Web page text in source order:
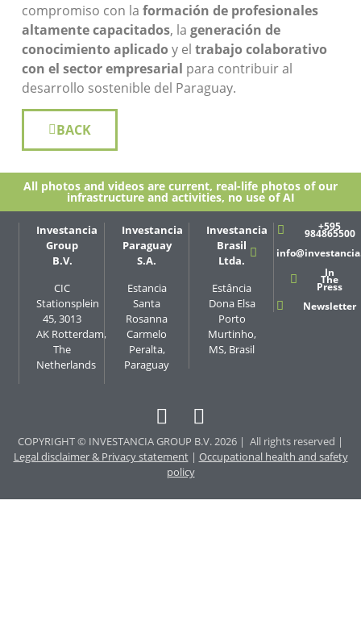
compromiso con la formación de profesionales
altamente capacitados, la generación de
conocimiento aplicado y el trabajo colaborativo
con el sector empresarial para contribuir al
desarrollo sostenible del Paraguay.
BACK
All photos and videos are current, real-life photos of our
infrastructure and activities, no use of AI
Investancia
Group
B.V.
CIC
Stationsplein
45, 3013
AK Rotterdam,
The
Netherlands
Investancia
Paraguay
S.A.
Estancia
Santa
Rosanna
Carmelo
Peralta,
Paraguay
Investancia
Brasil
Ltda.
Estância
Dona Elsa
Porto
Murtinho,
MS, Brasil
+595
984865500
In
The
Press
Newsletter
COPYRIGHT © INVESTANCIA GROUP B.V. 2026 | All rights reserved |
Legal disclaimer & Privacy statement| Occupational health and safety
policy